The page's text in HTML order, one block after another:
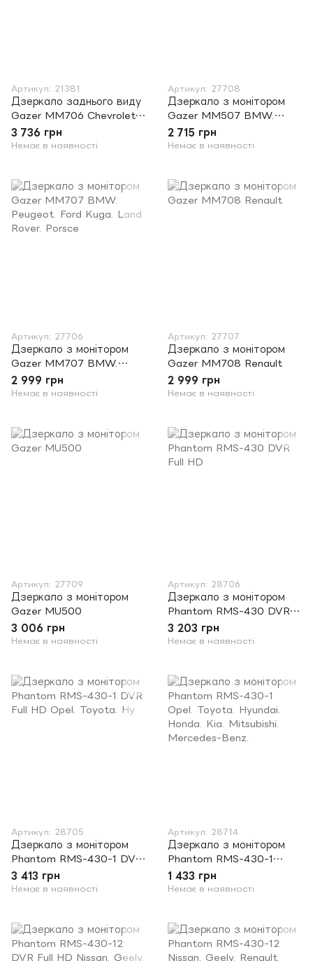
Артикул: 21381
Дзеркало заднього виду
Gazer MM706 Chevrolet,
Daewoo
3 736 грн
Немає в наявності
Артикул: 27708
Дзеркало з монітором
Gazer MM507 BMW.
Peugeot. Ford Kuga. Land
Rover. Porsche
2 715 грн
Немає в наявності
Артикул: 27706
Дзеркало з монітором
Gazer MM707 BMW.
Peugeot. Ford Kuga. Land
Rover. Porsce
2 999 грн
Немає в наявності
Артикул: 27707
Дзеркало з монітором
Gazer MM708 Renault
2 999 грн
Немає в наявності
Артикул: 27709
Дзеркало з монітором
Gazer MU500
3 006 грн
Немає в наявності
Артикул: 28706
Дзеркало з монітором
Phantom RMS-430 DVR
Full HD
3 203 грн
Немає в наявності
Артикул: 28705
Дзеркало з монітором
Phantom RMS-430-1 DVR
Full HD Opel. Toyota. Hy
3 413 грн
Немає в наявності
Артикул: 28714
Дзеркало з монітором
Phantom RMS-430-1
Opel. Toyota. Hyundai.
Honda. Kia. Mitsubishi.
1 433 грн
Немає в наявності